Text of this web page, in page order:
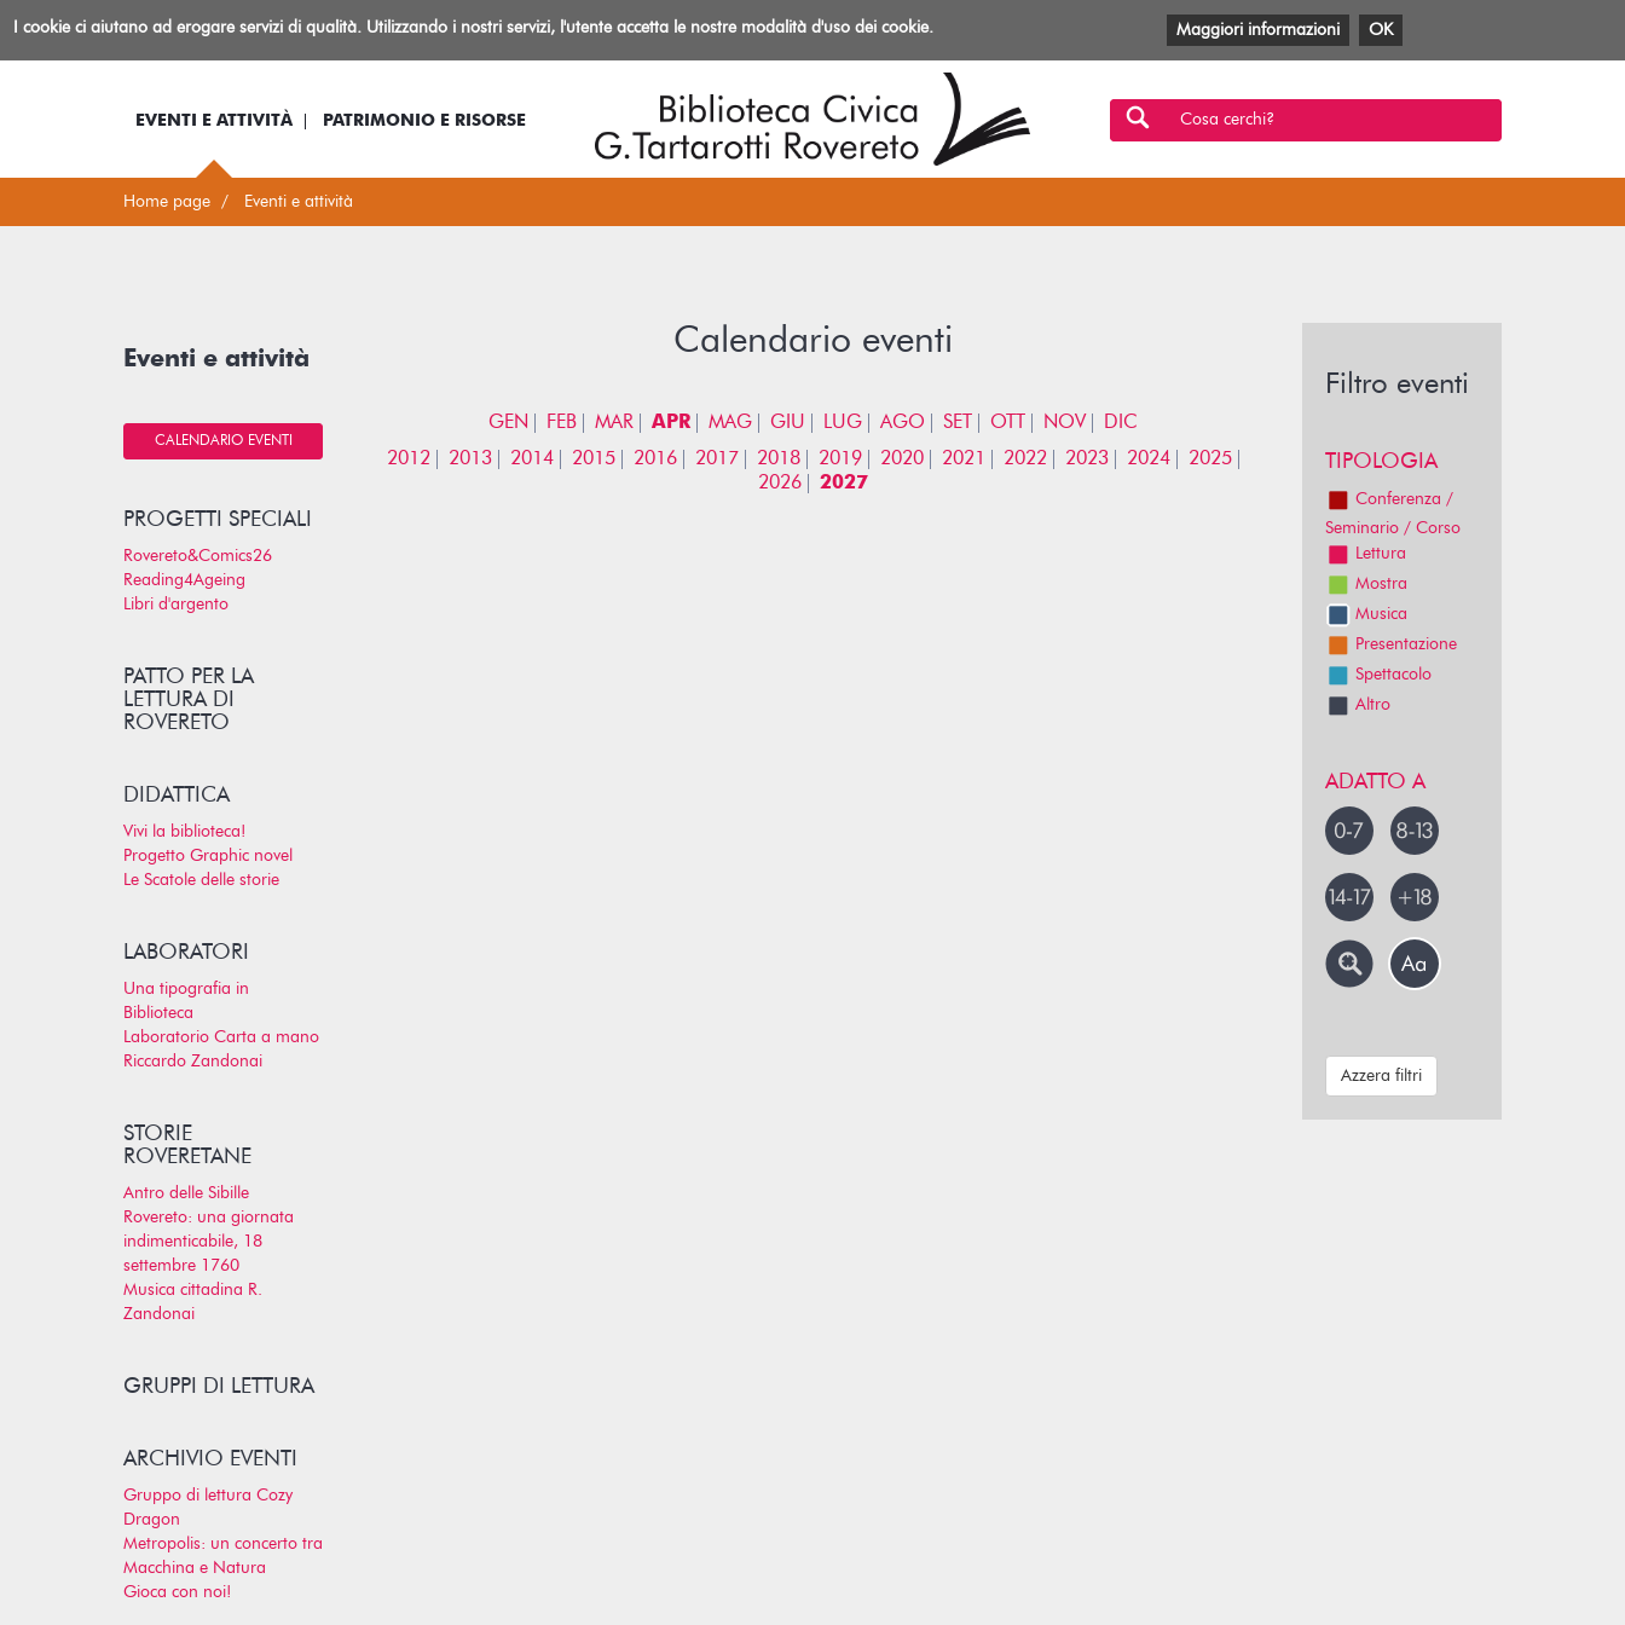
BibliotecaIo sono... Log-in Informazioni
Facebook
TwitterYouTube
Anobii
SBTMlol
EVENTI E ATTIVITÀ PATRIMONIO E RISORSE Cosa cerchi?
Home page Eventi e attività
Calendario eventi
GEN FEB MAR APR MAG GIU LUG AGO SET OTT NOV
DIC
2012
2013 2014 2015 2016 2017 2018 2019 2020 2021 2022 2023 2024
2025
2026
2027
Eventi e attività
CALENDARIO EVENTI
PROGETTI SPECIALI
Rovereto&Comics26
Reading4Ageing
Libri d'argento
PATTO PER LA
LETTURA DI
ROVERETO
DIDATTICA
Vivi la biblioteca!
Progetto Graphic novel
Le Scatole delle storie
LABORATORI
Una tipografia in
Biblioteca
Laboratorio Carta a mano
Riccardo Zandonai
STORIE
ROVERETANE
Antro delle Sibille
Rovereto: una giornata
indimenticabile, 18
settembre 1760
Musica cittadina R.
Zandonai
GRUPPI DI LETTURA
ARCHIVIO EVENTI
Gruppo di lettura Cozy
Dragon
Metropolis: un concerto tra
Macchina e Natura
Gioca con noi!
Filtro eventi
TIPOLOGIA
Conferenza /
Seminario / Corso
Lettura
Mostra
Musica
Presentazione
Spettacolo
Altro
ADATTO A
Azzera filtri
I cookie ci aiutano ad erogare servizi di qualità. Utilizzando i nostri servizi, l'utente accetta le nostre modalità d'uso dei cookie. Maggiori informazioni OK